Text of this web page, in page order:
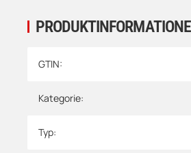
Produkteigenschaft
Wert
GTIN:
Kategorie:
Typ: